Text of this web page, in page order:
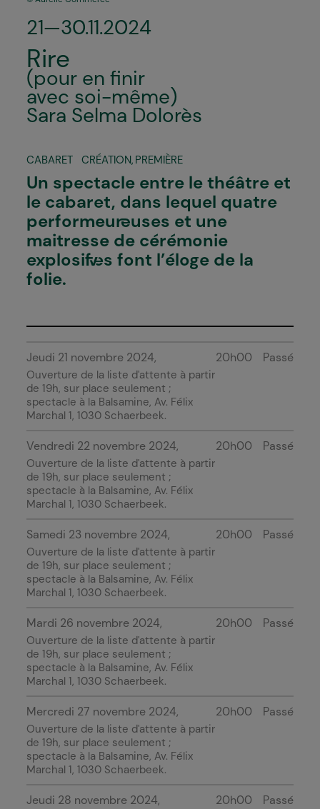
21—30.11.2024
Rire
(pour en finir
avec soi-même)
Sara Selma Dolorès
CABARET CRÉATION, PREMIÈRE
Un spectacle entre le théâtre et
le cabaret, dans lequel quatre
performeur·euses et une
maitresse de cérémonie
explosif·ves font l’éloge de la
folie.
Jeudi 21 novembre 2024
Ouverture de la liste d'attente à partir
de 19h, sur place seulement ;
spectacle à la Balsamine, Av. Félix
Marchal 1, 1030 Schaerbeek.
20h00 Passé
Vendredi 22 novembre 2024
Ouverture de la liste d'attente à partir
de 19h, sur place seulement ;
spectacle à la Balsamine, Av. Félix
Marchal 1, 1030 Schaerbeek.
20h00 Passé
Samedi 23 novembre 2024
Ouverture de la liste d'attente à partir
de 19h, sur place seulement ;
spectacle à la Balsamine, Av. Félix
Marchal 1, 1030 Schaerbeek.
20h00 Passé
Mardi 26 novembre 2024
Ouverture de la liste d'attente à partir
de 19h, sur place seulement ;
spectacle à la Balsamine, Av. Félix
Marchal 1, 1030 Schaerbeek.
20h00 Passé
Mercredi 27 novembre 2024
Ouverture de la liste d'attente à partir
de 19h, sur place seulement ;
spectacle à la Balsamine, Av. Félix
Marchal 1, 1030 Schaerbeek.
20h00 Passé
Jeudi 28 novembre 2024 20h00 Passé